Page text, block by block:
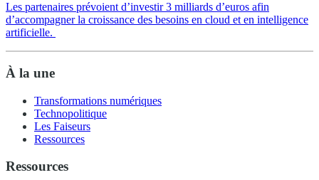
Les partenaires prévoient d’investir 3 milliards d’euros afin
d’accompagner la croissance des besoins en cloud et en intelligence
artificielle.
À la une
Transformations numériques
Technopolitique
Les Faiseurs
Ressources
Ressources